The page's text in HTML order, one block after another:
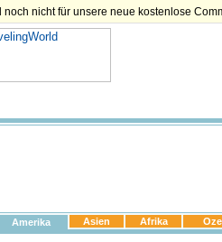
nicht für unsere neue kostenlose
Amerika Asien Afrika